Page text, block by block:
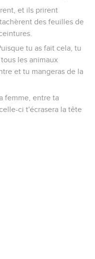
et ils prirent
des feuilles de
tu as fait cela, tu
les animaux
et tu mangeras de la
femme, entre ta
ci t'écrasera la tête